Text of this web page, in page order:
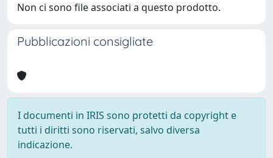
Non ci sono file associati a questo prodotto.
Pubblicazioni consigliate
I documenti in IRIS sono protetti da copyright e
tutti i diritti sono riservati, salvo diversa
indicazione.